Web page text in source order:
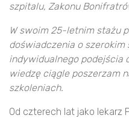
szpitalu, Zakonu
W swoim 25-letnim stażu
doświadczenia o
indywidualnego podejścia
wiedzę ciągle poszerzam
szkoleniach.
Od czterech lat jako lekarz